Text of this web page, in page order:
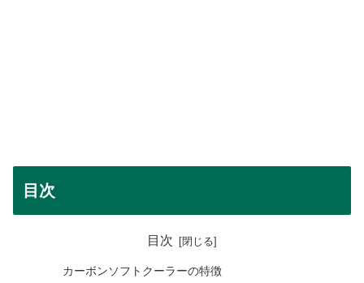
目次
目次
カーボンソフトクーラーの特徴